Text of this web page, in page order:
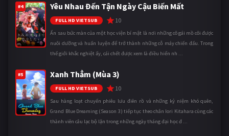
#4 Yêu Nhau Đến Tận Ngày Cậu Biến Mất
FULL HD VIETSUB 10
Ẩn sau bức màn của một học viện bí mật là nơi những cô gái mồ côi được
nuôi dưỡng và huấn luyện để trở thành những cỗ máy chiến đấu. Trong
thế giới khắc nghiệt ấy, cái chết được xem là điều hiển nh ...
#5 Xanh Thẳm (Mùa 3)
FULL HD VIETSUB 10
Sau hàng loạt chuyến phiêu lưu điên rồ và những kỷ niệm khó quên,
Grand Blue Dreaming (Season 3) tiếp tục theo chân Iori Kitahara cùng các
thành viên câu lạc bộ lặn trong những ngày tháng đại học đ ...